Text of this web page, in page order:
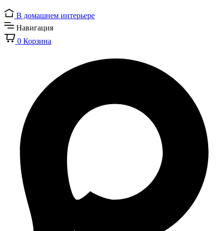
В домашнем интерьере
Навигация
0 Корзина